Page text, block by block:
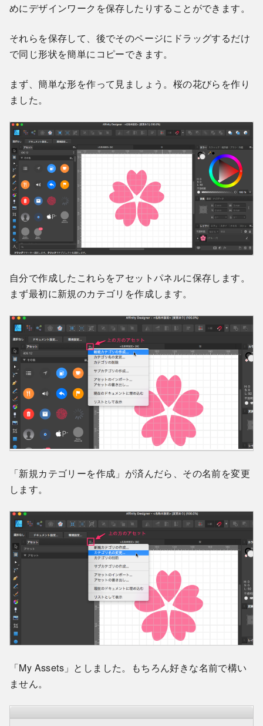
めにデザインワークを保存したりすることができます。
それらを保存して、後でそのページにドラッグするだけ
で同じ形状を簡単にコピーできます。
まず、簡単な形を作って見ましょう。桜の花びらを作り
ました。
自分で作成したこれらをアセットパネルに保存します。
まず最初に新規のカテゴリを作成します。
「新規カテゴリーを作成」が済んだら、その名前を変更
します。
「My Assets」としました。もちろん好きな名前で構い
ません。